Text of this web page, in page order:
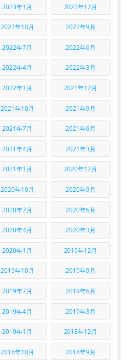
2023年1月 2022年12月
2022年10月 2022年9月
2022年7月 2022年6月
2022年4月 2022年3月
2022年1月 2021年12月
2021年10月 2021年9月
2021年7月 2021年6月
2021年4月 2021年3月
2021年1月 2020年12月
2020年10月 2020年9月
2020年7月 2020年6月
2020年4月 2020年3月
2020年1月 2019年12月
2019年10月 2019年9月
2019年7月 2019年6月
2019年4月 2019年3月
2019年1月 2018年12月
2018年10月 2018年9月